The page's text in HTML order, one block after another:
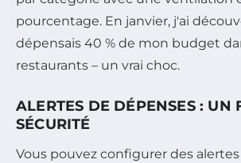
pourcentage. En janvier, j'ai
dépensais 40 % de mon budget
restaurants – un vrai choc.
ALERTES DE DÉPENSES : UN
SÉCURITÉ
Vous pouvez configurer des